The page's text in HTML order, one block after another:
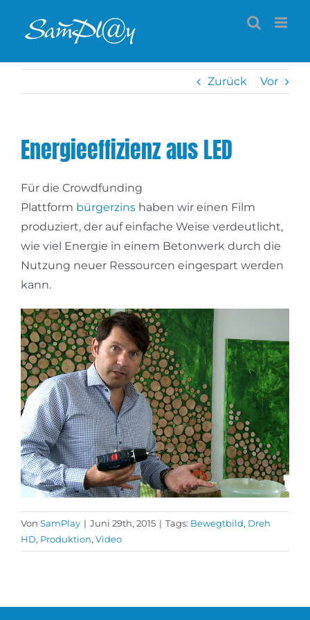
Inhalt
Zurück Vor
Energieeffizienz aus LED
Für die Crowdfunding
Plattform bürgerzins haben wir einen Film
produziert, der auf einfache Weise verdeutlicht,
wie viel Energie in einem Betonwerk durch die
Nutzung neuer Ressourcen eingespart werden
kann.
Von SamPlay | Juni 29th, 2015 | Tags: Bewegtbild, Dreh
HD, Produktion, Video